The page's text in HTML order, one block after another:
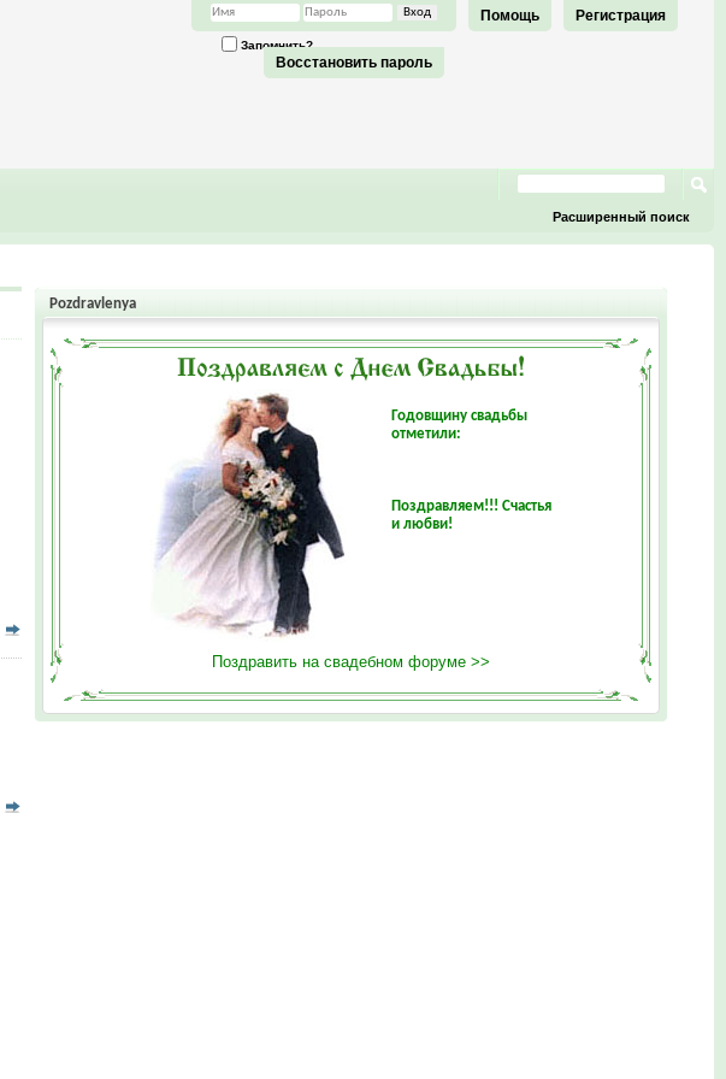
Регистрация
Помощь
Запомнить?
Восстановить пароль
Расширенный поиск
Pozdravlenya
Годовщину свадьбы
отметили:
Поздравляем!!! Счастья
и любви!
Поздравить на свадебном форуме >>